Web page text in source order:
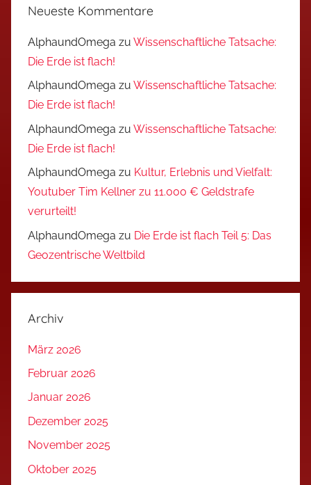
Neueste Kommentare
AlphaundOmega zu Wissenschaftliche Tatsache:
Die Erde ist flach!
AlphaundOmega zu Wissenschaftliche Tatsache:
Die Erde ist flach!
AlphaundOmega zu Wissenschaftliche Tatsache:
Die Erde ist flach!
AlphaundOmega zu Kultur, Erlebnis und Vielfalt:
Youtuber Tim Kellner zu 11.000 € Geldstrafe
verurteilt!
AlphaundOmega zu Die Erde ist flach Teil 5: Das
Geozentrische Weltbild
Archiv
März 2026
Februar 2026
Januar 2026
Dezember 2025
November 2025
Oktober 2025